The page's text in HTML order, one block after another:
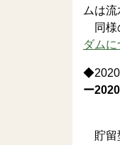
ムは
同様
ダムに
ー
模索
貯留